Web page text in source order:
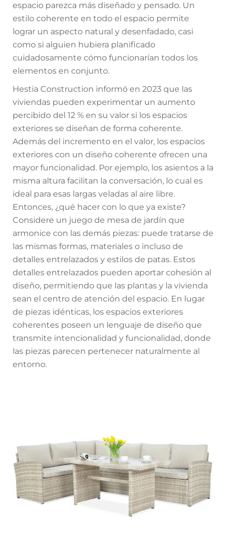
espacio parezca más diseñado y pensado. Un
estilo coherente en todo el espacio permite
lograr un aspecto natural y desenfadado, casi
como si alguien hubiera planificado
cuidadosamente cómo funcionarían todos los
elementos en conjunto.
Hestia Construction informó en 2023 que las
viviendas pueden experimentar un aumento
percibido del 12 % en su valor si los espacios
exteriores se diseñan de forma coherente.
Además del incremento en el valor, los espacios
exteriores con un diseño coherente ofrecen una
mayor funcionalidad. Por ejemplo, los asientos a la
misma altura facilitan la conversación, lo cual es
ideal para esas largas veladas al aire libre.
Entonces, ¿qué hacer con lo que ya existe?
Considere un juego de mesa de jardín que
armonice con las demás piezas: puede tratarse de
las mismas formas, materiales o incluso de
detalles entrelazados y estilos de patas. Estos
detalles entrelazados pueden aportar cohesión al
diseño, permitiendo que las plantas y la vivienda
sean el centro de atención del espacio. En lugar
de piezas idénticas, los espacios exteriores
coherentes poseen un lenguaje de diseño que
transmite intencionalidad y funcionalidad, donde
las piezas parecen pertenecer naturalmente al
entorno.